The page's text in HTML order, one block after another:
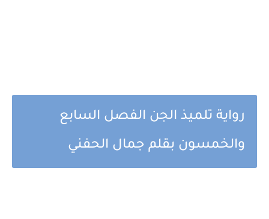
رواية تلميذ الجن الفصل السابع
والخمسون بقلم جمال الحفني